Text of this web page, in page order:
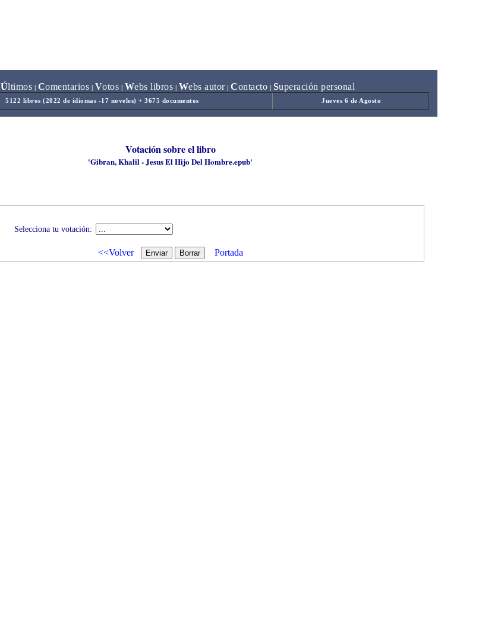
Últimos Comentarios Votos Webs libros Webs autor| Contacto Superación personal
5122 libros (2022 de idiomas -17 noveles) + 3675 documentos Jueves 6 de Agosto
Votación sobre el libro
'Gibran, Khalil - Jesus El Hijo Del Hombre.epub'
Selecciona tu votación:
<<Volver Portada